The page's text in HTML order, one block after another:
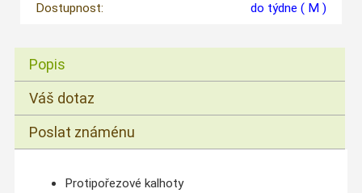
Dostupnost:
do týdne ( M )
Popis
Váš dotaz
Poslat známénu
Protipořezové kalhoty